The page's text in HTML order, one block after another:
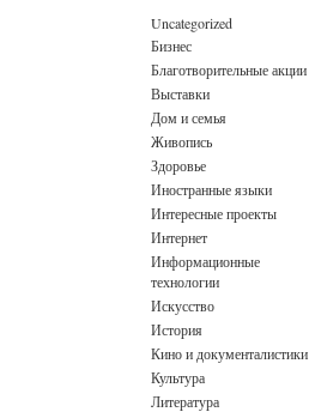
Uncategorized
Бизнес
Благотворительные акции
Выставки
Дом и семья
Живопись
Здоровье
Иностранные языки
Интересные проекты
Интернет
Информационные
технологии
Искусство
История
Кино и документалистики
Культура
Литература